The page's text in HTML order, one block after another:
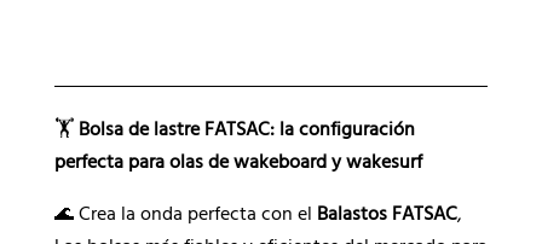
t
i
v
:
🏋️ Bolsa de lastre FATSAC: la configuración
perfecta para olas de wakeboard y wakesurf
🌊 Crea la onda perfecta con el Balastos FATSAC,